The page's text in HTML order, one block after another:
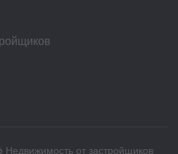
Недвижимость от застройщиков